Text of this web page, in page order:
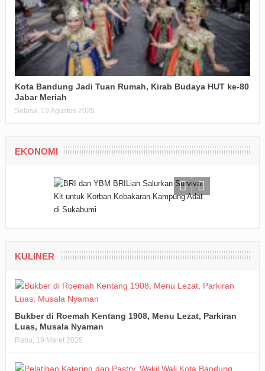
Kota Bandung Jadi Tuan Rumah, Kirab Budaya HUT ke-80
Jabar Meriah
Selasa, 19 Agustus 2025
EKONOMI
KULINER
Bukber di Roemah Kentang 1908, Menu Lezat, Parkiran
Luas, Musala Nyaman
Rabu, 19 Maret 2025